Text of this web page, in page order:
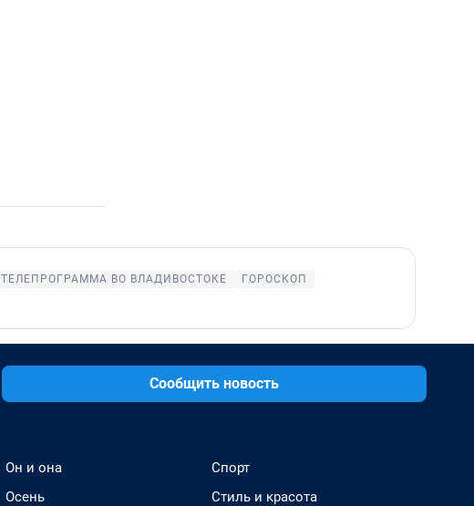
ТЕЛЕПРОГРАММА ВО ВЛАДИВОСТОКЕ
ГОРОСКОП
Сообщить новость
Он и она
Осень
Спорт
Стиль и красота